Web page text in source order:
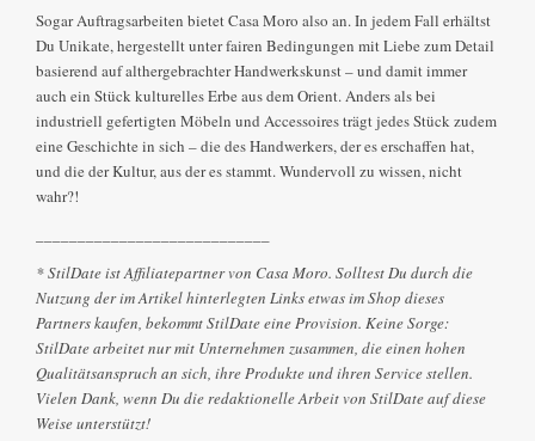
Sogar Auftragsarbeiten bietet Casa Moro also an. In jedem Fall erhältst
Du Unikate, hergestellt unter fairen Bedingungen mit Liebe zum Detail
basierend auf althergebrachter Handwerkskunst – und damit immer
auch ein Stück kulturelles Erbe aus dem Orient. Anders als bei
industriell gefertigten Möbeln und Accessoires trägt jedes Stück zudem
eine Geschichte in sich – die des Handwerkers, der es erschaffen hat,
und die der Kultur, aus der es stammt. Wundervoll zu wissen, nicht
wahr?!
* StilDate ist Affiliatepartner von Casa Moro. Solltest Du durch die
Nutzung der im Artikel hinterlegten Links etwas im Shop dieses
Partners kaufen, bekommt StilDate eine Provision. Keine Sorge:
StilDate arbeitet nur mit Unternehmen zusammen, die einen hohen
Qualitätsanspruch an sich, ihre Produkte und ihren Service stellen.
Vielen Dank, wenn Du die redaktionelle Arbeit von StilDate auf diese
Weise unterstützt!